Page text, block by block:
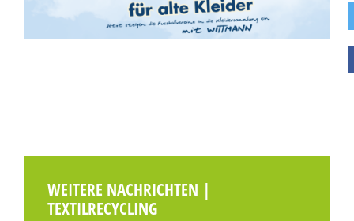
WEITERE NACHRICHTEN |
TEXTILRECYCLING